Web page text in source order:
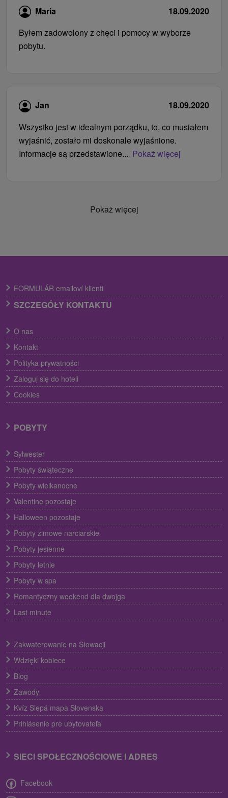
Maria
18.09.2020
Byłem zadowolony z chęci i pomocy w wyborze
pobytu.
Jan
18.09.2020
Wszystko jest w idealnym porządku, to, co musiałem
wyjaśnić, zostało mi doskonale wyjaśnione.
Informacje są przedstawione... Pokaż więcej
Pokaż więcej
FORMULÁR emailoví klienti
SZCZEGÓŁY KONTAKTU
O nas
Kontakt
Polityka prywatności
Zaloguj się do hoteli
Cookies
POBYTY
Sylwester
Pobyty świąteczne
Pobyty wielkanocne
Valentine pozostaje
Halloween pozostaje
Pobyty zimowe narciarskie
Pobyty jesienne
Pobyty letnie
Pobyty w spa
Romantyczny weekend dla dwojga
Last minute
Zakwaterowanie na Słowacji
Wdzięki kobiece
Blog
Zawody
Kvíz Slepá mapa Slovenska
Prihlásenie pre ubytovateľa
SIECI SPOŁECZNOŚCIOWE I ADRES
Facebook